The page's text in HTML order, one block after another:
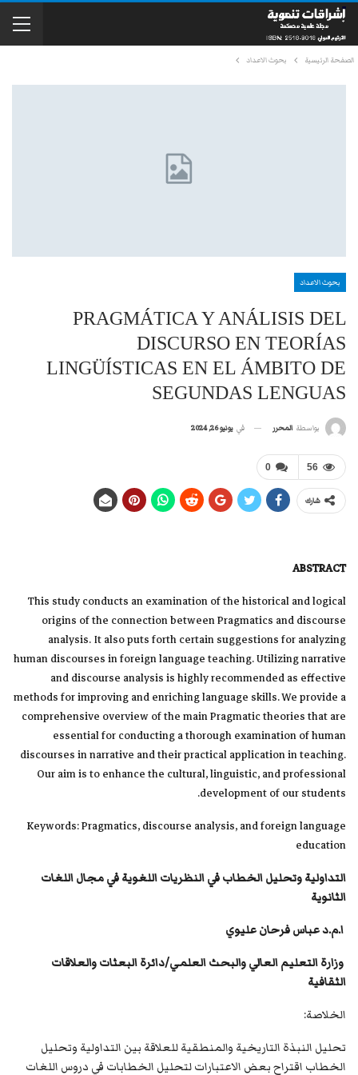
الصفحة الرئيسية بحوث الاعداد
بحوث الاعداد
PRAGMÁTICA Y ANÁLISIS DEL
DISCURSO EN TEORÍAS
LINGÜÍSTICAS EN EL ÁMBITO DE
SEGUNDAS LENGUAS
بواسطة المحرر في يونيو 26, 2024
0 56
شارك
ABSTRACT
This study conducts an examination of the historical and logical
origins of the connection between Pragmatics and discourse
analysis. It also puts forth certain suggestions for analyzing
human discourses in foreign language teaching. Utilizing narrative
and discourse analysis is highly recommended as effective
methods for improving and enriching language skills. We provide a
comprehensive overview of the main Pragmatic theories that are
essential for conducting a thorough examination of human
discourses in narrative and their practical application in teaching.
Our aim is to enhance the cultural, linguistic, and professional
development of our students.
Keywords: Pragmatics, discourse analysis, and foreign language
education
التداولية وتحليل الخطاب في النظريات اللغوية في مجال اللغات
الثانوية
ا.م.د عباس فرحان عليوي
وزارة التعليم العالي والبحث العلمي/دائرة البعثات والعلاقات
الثقافية
الخلاصة:
تحليل النبذة التاريخية والمنطقية للعلاقة بين التداولية وتحليل
الخطاب اقتراح بعض الاعتبارات لتحليل الخطابات في دروس اللغات